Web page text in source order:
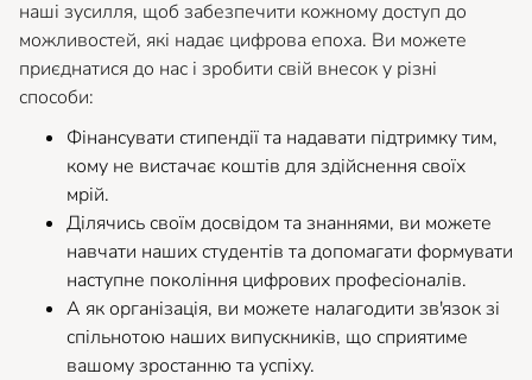
наші зусилля, щоб забезпечити кожному доступ до
можливостей, які надає цифрова епоха. Ви можете
приєднатися до нас і зробити свій внесок у різні
способи:
Фінансувати стипендії та надавати підтримку тим,
кому не вистачає коштів для здійснення своїх
мрій.
Ділячись своїм досвідом та знаннями, ви можете
навчати наших студентів та допомагати формувати
наступне покоління цифрових професіоналів.
А як організація, ви можете налагодити зв'язок зі
спільнотою наших випускників, що сприятиме
вашому зростанню та успіху.